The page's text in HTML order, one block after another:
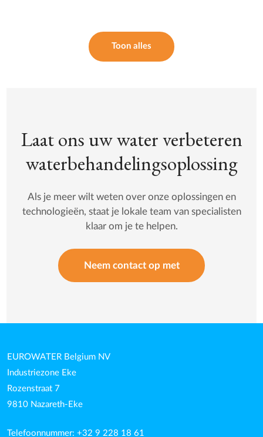
Toon alles
Laat ons uw water verbeteren
waterbehandelingsoplossing
Als je meer wilt weten over onze oplossingen en
technologieën, staat je lokale team van specialisten
klaar om je te helpen.
Neem contact op met
EUROWATER Belgium NV
Industriezone Eke
Rozenstraat 7
9810 Nazareth-Eke
Telefoonnummer: +32 9 228 18 61